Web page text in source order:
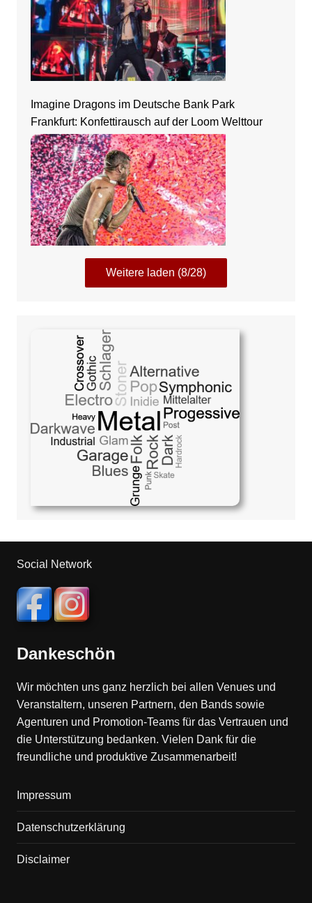
Imagine Dragons im Deutsche Bank Park
Frankfurt: Konfettirausch auf der Loom Welttour
Weitere laden (8/28)
Social Network
Dankeschön
Wir möchten uns ganz herzlich bei allen Venues und
Veranstaltern, unseren Partnern, den Bands sowie
Agenturen und Promotion-Teams für das Vertrauen und
die Unterstützung bedanken. Vielen Dank für die
freundliche und produktive Zusammenarbeit!
Impressum
Datenschutzerklärung
Disclaimer